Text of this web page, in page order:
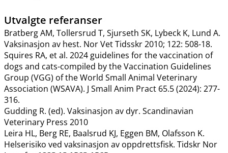
Utvalgte referanser
Bratberg AM, Tollersrud T, Sjurseth SK, Lybeck K, Lund A.
Vaksinasjon av hest. Nor Vet Tidsskr 2010; 122: 508-18.
Squires RA, et al. 2024 guidelines for the vaccination of
dogs and cats-compiled by the Vaccination Guidelines
Group (VGG) of the World Small Animal Veterinary
Association (WSAVA). J Small Anim Pract 65.5 (2024): 277-
316.
Gudding R. (ed). Vaksinasjon av dyr. Scandinavian
Veterinary Press 2010
Leira HL, Berg RE, Baalsrud KJ, Eggen BM, Olafsson K.
Helserisiko ved vaksinasjon av oppdrettsfisk. Tidskr Nor